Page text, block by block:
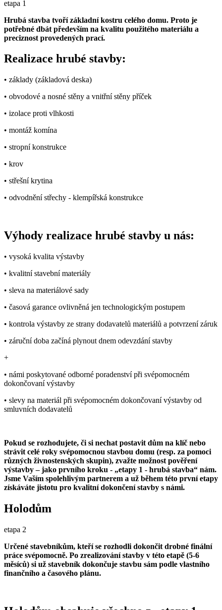
etapa 1
Hrubá stavba tvoří základní kostru celého domu. Proto je
potřebné dbát především na kvalitu použitého materiálu a
preciznost provedených prací.
Realizace hrubé stavby:
• základy (základová deska)
• obvodové a nosné stěny a vnitřní stěny příček
• izolace proti vlhkosti
• montáž komína
• stropní konstrukce
• krov
• střešní krytina
• odvodnění střechy - klempířská konstrukce
Výhody realizace hrubé stavby u nás:
• vysoká kvalita výstavby
• kvalitní stavební materiály
• sleva na materiálové sady
• časová garance ovlivněná jen technologickým postupem
• kontrola výstavby ze strany dodavatelů materiálů a potvrzení záruk
• záruční doba začíná plynout dnem odevzdání stavby
+
• námi poskytované odborné poradenství při svépomocném
dokončovaní výstavby
• slevy na materiál při svépomocném dokončovaní výstavby od
smluvních dodavatelů
Pokud se rozhodujete, či si nechat postavit dům na klíč nebo
strávit celé roky svépomocnou stavbou domu (resp. za pomoci
různých živnostenských skupin), zvažte možnost pověření
výstavby – jako prvního kroku - „etapy 1 - hrubá stavba“ nám.
Jsme Vaším spolehlivým partnerem a už během této první etapy
získáváte jistotu pro kvalitní dokončení stavby s námi.
Holodům
etapa 2
Určené stavebníkům, kteří se rozhodli dokončit drobné finální
práce svépomocně. Po zrealizování stavby v této etapě (5-6
měsíců) si už stavebník dokončuje stavbu sám podle vlastního
finančního a časového plánu.